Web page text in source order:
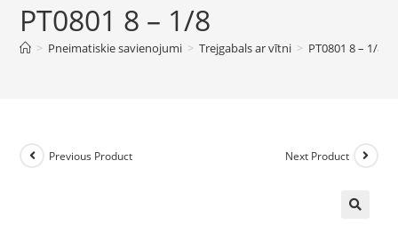
PT0801 8 – 1/8
> Pneimatiskie savienojumi > Trejgabals ar vītni > PT0801 8 – 1/8
Previous Product Next Product